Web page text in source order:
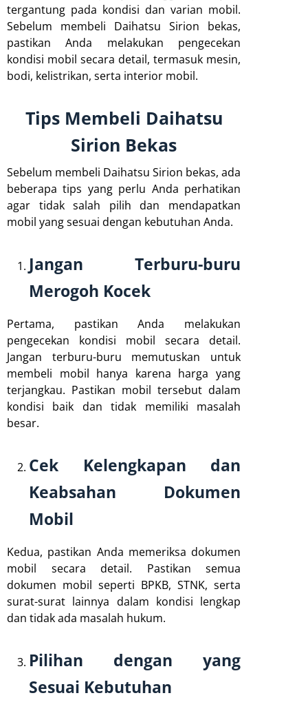
tergantung pada kondisi dan varian mobil.
Sebelum membeli Daihatsu Sirion bekas,
pastikan Anda melakukan pengecekan
kondisi mobil secara detail, termasuk mesin,
bodi, kelistrikan, serta interior mobil.
Tips Membeli Daihatsu
Sirion Bekas
Sebelum membeli Daihatsu Sirion bekas, ada
beberapa tips yang perlu Anda perhatikan
agar tidak salah pilih dan mendapatkan
mobil yang sesuai dengan kebutuhan Anda.
Jangan Terburu-buru
Merogoh Kocek
Pertama, pastikan Anda melakukan
pengecekan kondisi mobil secara detail.
Jangan terburu-buru memutuskan untuk
membeli mobil hanya karena harga yang
terjangkau. Pastikan mobil tersebut dalam
kondisi baik dan tidak memiliki masalah
besar.
Cek Kelengkapan dan
Keabsahan Dokumen
Mobil
Kedua, pastikan Anda memeriksa dokumen
mobil secara detail. Pastikan semua
dokumen mobil seperti BPKB, STNK, serta
surat-surat lainnya dalam kondisi lengkap
dan tidak ada masalah hukum.
Pilihan dengan yang
Sesuai Kebutuhan